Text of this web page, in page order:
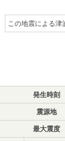
この地震による津
発生時刻
震源地
最大震度